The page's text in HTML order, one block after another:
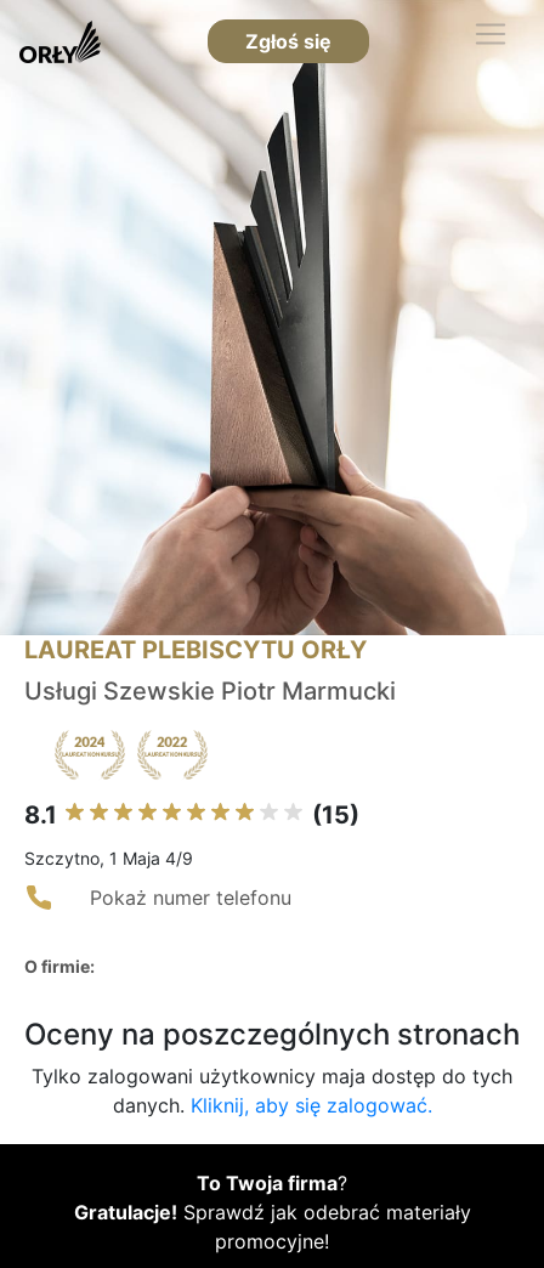
Zgłoś się
LAUREAT PLEBISCYTU ORŁY
Usługi Szewskie Piotr Marmucki
8.1 (15)
Szczytno, 1 Maja 4/9
Pokaż numer telefonu
O firmie:
Oceny na poszczególnych stronach
Tylko zalogowani użytkownicy maja dostęp do tych
danych. Kliknij, aby się zalogować.
To Twoja firma?
Gratulacje! Sprawdź jak odebrać materiały
promocyjne!